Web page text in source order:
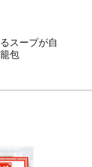
スープが自
包